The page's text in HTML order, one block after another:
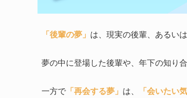
「後輩の夢」 は、現実の後輩、あるい
夢の中に登場した後輩や、年下の知り
一方で 「再会する夢」 は、 「会いたい